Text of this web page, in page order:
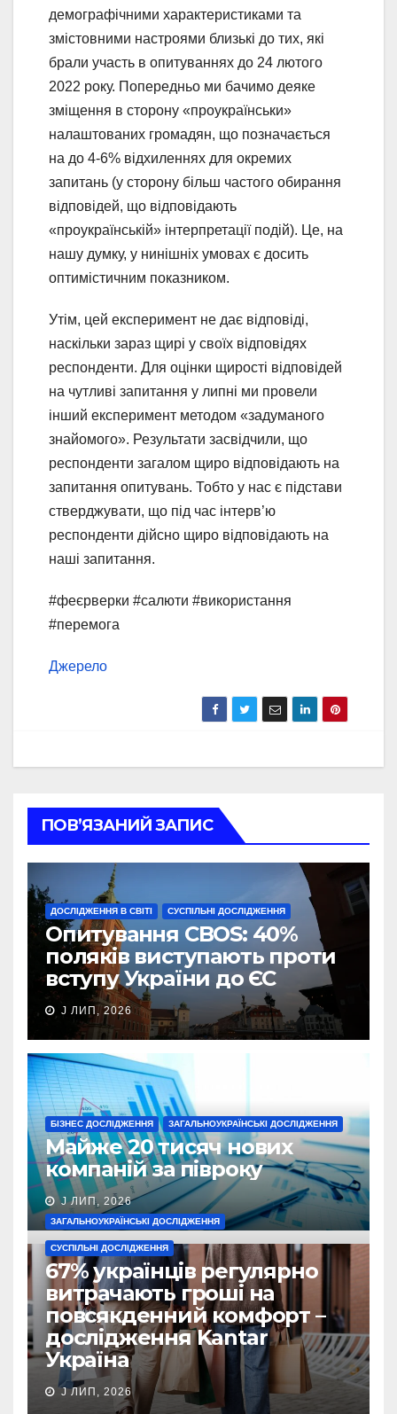
демографічними характеристиками та
змістовними настроями близькі до тих, які
брали участь в опитуваннях до 24 лютого
2022 року. Попередньо ми бачимо деяке
зміщення в сторону «проукраїнськи»
налаштованих громадян, що позначається
на до 4-6% відхиленнях для окремих
запитань (у сторону більш частого обирання
відповідей, що відповідають
«проукраїнській» інтерпретації подій). Це, на
нашу думку, у нинішніх умовах є досить
оптимістичним показником.
Утім, цей експеримент не дає відповіді,
наскільки зараз щирі у своїх відповідях
респонденти. Для оцінки щирості відповідей
на чутливі запитання у липні ми провели
інший експеримент методом «задуманого
знайомого». Результати засвідчили, що
респонденти загалом щиро відповідають на
запитання опитувань. Тобто у нас є підстави
стверджувати, що під час інтерв’ю
респонденти дійсно щиро відповідають на
наші запитання.
#феєрверки #салюти #використання
#перемога
Джерело
ПОВ’ЯЗАНИЙ ЗАПИС
ДОСЛІДЖЕННЯ В СВІТІ СУСПІЛЬНІ ДОСЛІДЖЕННЯ
Опитування CBOS: 40%
поляків виступають проти
вступу України до ЄС
J ЛИП, 2026
БІЗНЕС ДОСЛІДЖЕННЯ ЗАГАЛЬНОУКРАЇНСЬКІ ДОСЛІДЖЕННЯ
Майже 20 тисяч нових
компаній за півроку
J ЛИП, 2026
ЗАГАЛЬНОУКРАЇНСЬКІ ДОСЛІДЖЕННЯ
СУСПІЛЬНІ ДОСЛІДЖЕННЯ
67% українців регулярно
витрачають гроші на
повсякденний комфорт –
дослідження Kantar
Україна
J ЛИП, 2026